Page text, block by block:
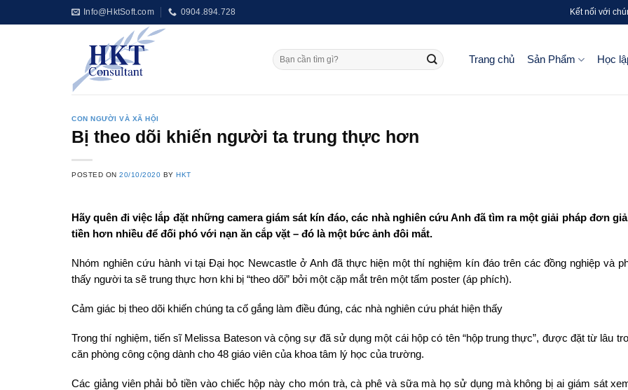
to
Info@HktSoft.com 0904.894.728 Kết nối với
Trang chủ Sản Phẩm Học
CON NGƯỜI VÀ XÃ HỘI
Bị theo dõi khiến người ta trung thực hơn
POSTED ON20/10/2020 BYHKT
Hãy quên đi việc lắp đặt những camera giám sát kín đáo, các nhà nghiên cứu Anh đã tìm ra một giải pháp đơn
tiền hơn nhiều để đối phó với nạn ăn cắp vặt – đó là một bức ảnh đôi mắt.
Nhóm nghiên cứu hành vi tại Đại học Newcastle ở Anh đã thực hiện một thí nghiệm kín đáo trên các đồng nghiệp và
thấy người ta sẽ trung thực hơn khi bị “theo dõi” bởi một cặp mắt trên một tấm poster (áp phích).
Cảm giác bị theo dõi khiến chúng ta cố gắng làm điều đúng, các nhà nghiên cứu phát hiện thấy
Trong thí nghiệm, tiến sĩ Melissa Bateson và cộng sự đã sử dụng một cái hộp có tên “hộp trung thực”, được đặt từ lâu
căn phòng công cộng dành cho 48 giáo viên của khoa tâm lý học của trường.
Các giảng viên phải bỏ tiền vào chiếc hộp này cho món trà, cà phê và sữa mà họ sử dụng mà không bị ai giám sát